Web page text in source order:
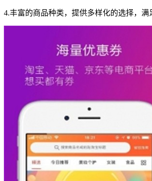
4.丰富的商品种类，提供多样化的选择，满